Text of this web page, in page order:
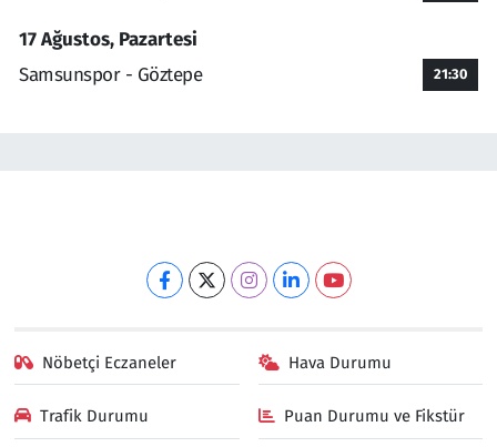
17 Ağustos, Pazartesi
Samsunspor - Göztepe
21:30
Nöbetçi Eczaneler Hava Durumu
Trafik Durumu Puan Durumu ve Fikstür